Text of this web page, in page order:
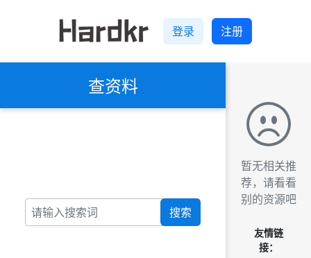
登录 注册
查资料
搜索
暂无相关推
荐，请看看
别的资源吧
友情链
接：